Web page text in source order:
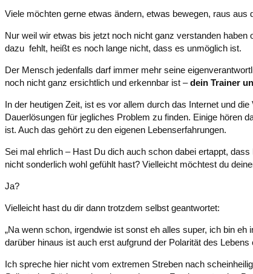
Viele möchten gerne etwas ändern, etwas bewegen, raus aus
Nur weil wir etwas bis jetzt noch nicht ganz verstanden
dazu fehlt, heißt es noch lange nicht, dass es unmöglich ist.
Der Mensch jedenfalls darf immer mehr seine
noch nicht ganz ersichtlich und erkennbar ist –dein Trainer
In der heutigen Zeit, ist es vor allem durch das Internet und
Dauerlösungen für jegliches Problem zu finden. Einige hören
ist. Auch das gehört zu den eigenen Lebenserfahrungen.
Sei mal ehrlich – Hast Du dich auch schon dabei ertappt,
nicht sonderlich wohl gefühlt hast? Vielleicht möchtest du
Ja?
Vielleicht hast du dir dann trotzdem selbst geantwortet:
„Na wenn schon, irgendwie ist sonst eh alles super, ich bin
darüber hinaus ist auch erst aufgrund der Polarität des
Ich spreche hier nicht vom extremen Streben nach